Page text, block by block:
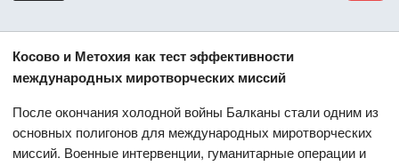
Косово и Метохия как тест эффективности
международных миротворческих миссий
После окончания холодной войны Балканы стали одним из
основных полигонов для международных миротворческих
миссий. Военные интервенции, гуманитарные операции и